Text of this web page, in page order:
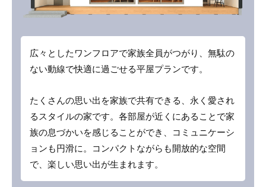
広々としたワンフロアで家族全員がつがり、無駄の
ない動線で快適に過ごせる平屋プランです。
たくさんの思い出を家族で共有できる、永く愛され
るスタイルの家です。各部屋が近くにあることで家
族の息づかいを感じることができ、コミュニケーシ
ョンも円滑に。コンパクトながらも開放的な空間
で、楽しい思い出が生まれます。